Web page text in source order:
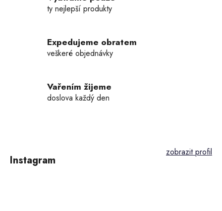
ty nejlepší produkty
Expedujeme obratem
veškeré objednávky
Vařením žijeme
doslova každý den
Instagram